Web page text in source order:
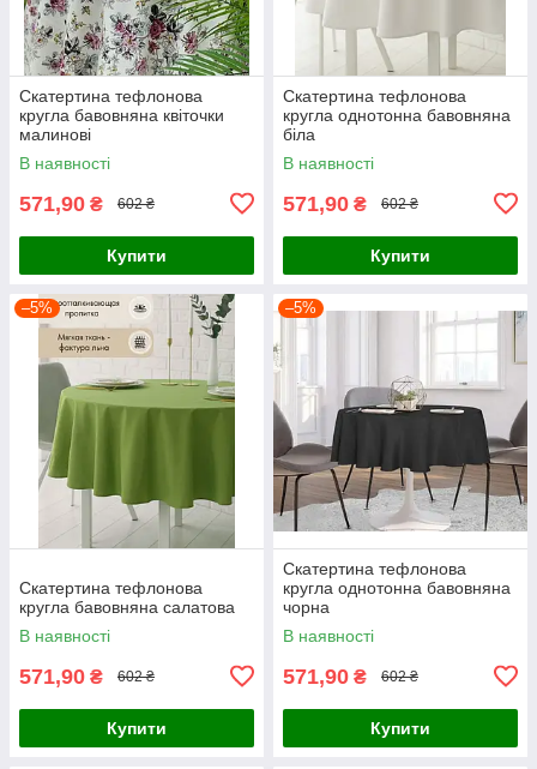
Скатертина тефлонова
кругла бавовняна квіточки
малинові
В наявності
571,90 ₴ 602 ₴
Купити
Скатертина тефлонова
кругла однотонна бавовняна
біла
В наявності
571,90 ₴ 602 ₴
Купити
–5%
Скатертина тефлонова
кругла бавовняна салатова
В наявності
571,90 ₴ 602 ₴
Купити
–5%
Скатертина тефлонова
кругла однотонна бавовняна
чорна
В наявності
571,90 ₴ 602 ₴
Купити